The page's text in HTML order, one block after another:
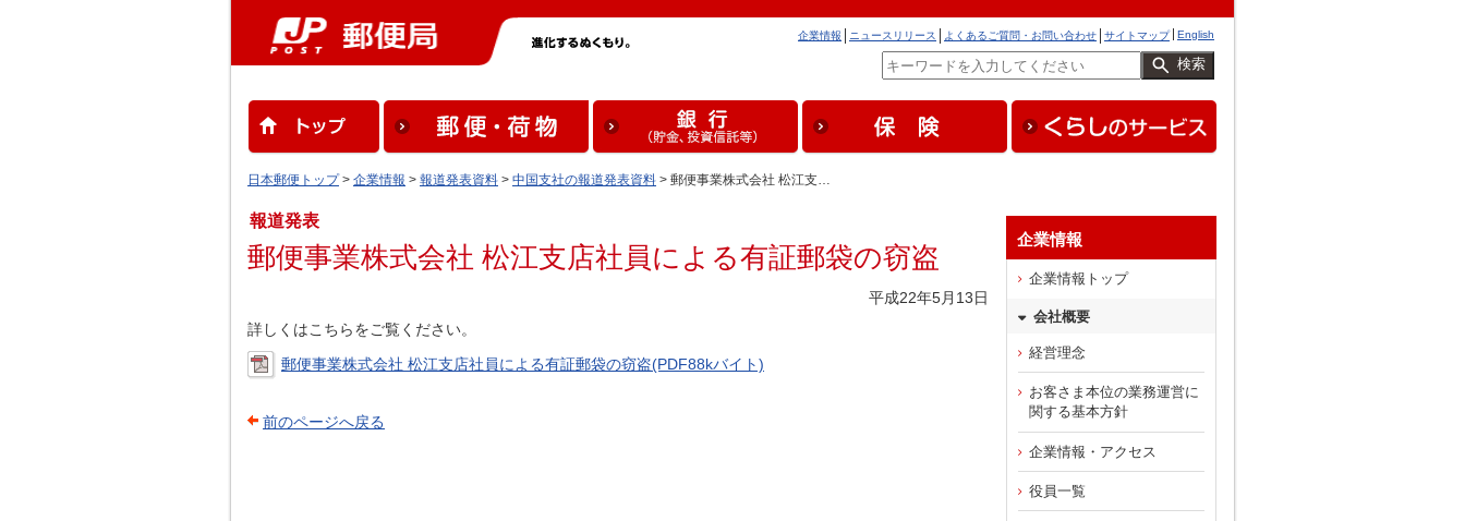
English
サイトマップ
よくあるご質問・お問い合わせ
ニュースリリース
企業情報
検索
日本郵便トップ> 企業情報 > 報道発表資料 > 中国支社の報道発表資料 > 郵便事業株式会社 松江支…
報道発表
郵便事業株式会社 松江支店社員による有証郵袋の窃盗
平成22年5月13日
詳しくはこちらをご覧ください。
郵便事業株式会社 松江支店社員による有証郵袋の窃盗(PDF88kバイト)
前のページへ戻る
企業情報
企業情報トップ
会社概要
経営理念
お客さま本位の業務運営に
関する基本方針
企業情報・アクセス
役員一覧